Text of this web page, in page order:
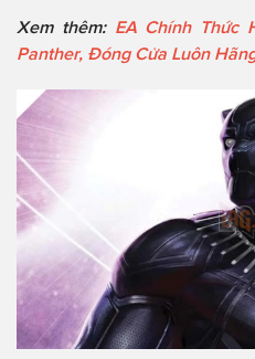
Xem thêm: EA Chính Thức
Panther, Đóng Cửa Luôn